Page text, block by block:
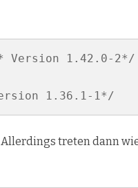
Version 1.42.0-2*/
treten dann